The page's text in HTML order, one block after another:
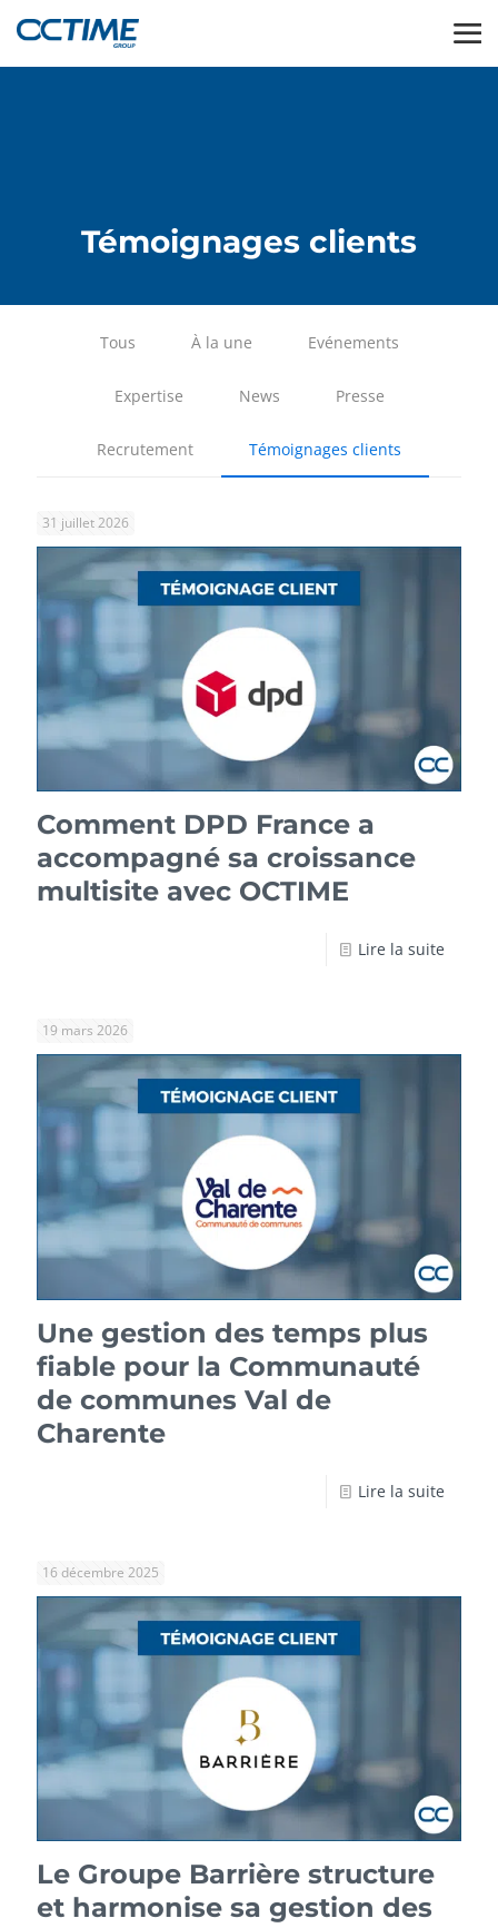
Témoignages clients
Tous À la une Evénements
Expertise News Presse
Recrutement Témoignages clients
31 juillet 2026
Comment DPD France a
accompagné sa croissance
multisite avec OCTIME
Lire la suite
19 mars 2026
Une gestion des temps plus
fiable pour la Communauté
de communes Val de
Charente
Lire la suite
16 décembre 2025
Le Groupe Barrière structure
et harmonise sa gestion des